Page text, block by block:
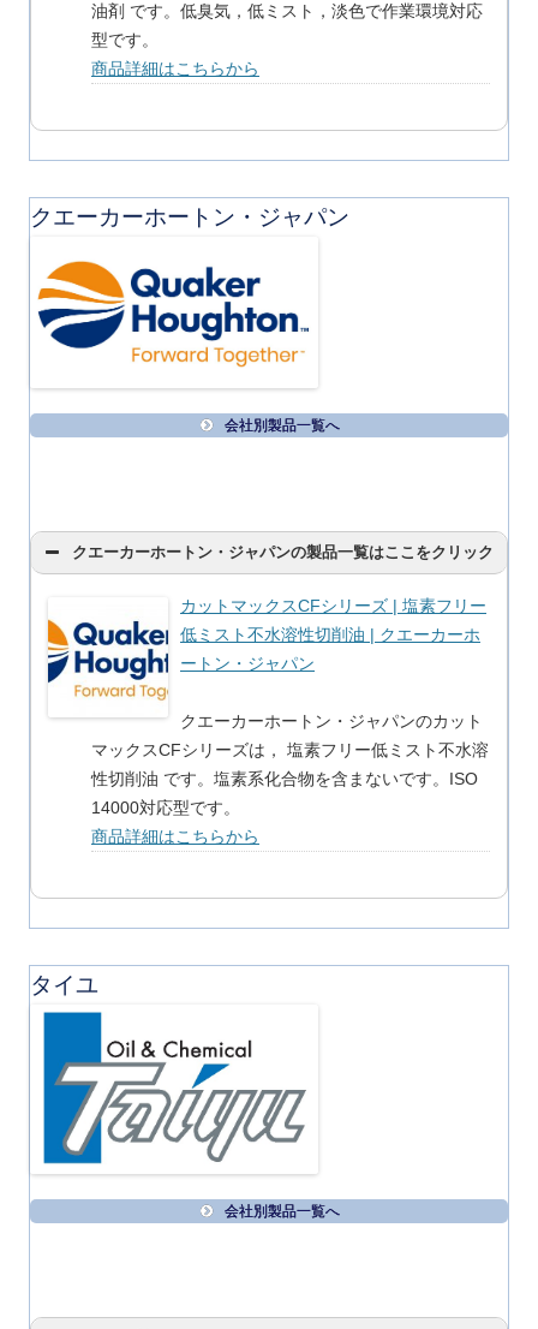
油剤 です。低臭気，低ミスト，淡色で作業環境対応
型です。
商品詳細はこちらから
クエーカーホートン・ジャパン
会社別製品一覧へ
クエーカーホートン・ジャパンの製品一覧はここをクリック
カットマックスCFシリーズ | 塩素フリー
低ミスト不水溶性切削油 | クエーカーホ
ートン・ジャパン
クエーカーホートン・ジャパンのカット
マックスCFシリーズは， 塩素フリー低ミスト不水溶
性切削油 です。塩素系化合物を含まないです。ISO
14000対応型です。
商品詳細はこちらから
タイユ
会社別製品一覧へ